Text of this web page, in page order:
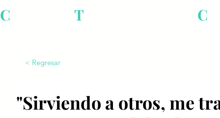
C T C
< Regresar
"Sirviendo a otros, me